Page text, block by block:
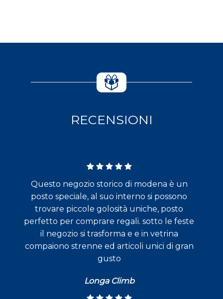
RECENSIONI
Questo negozio storico di modena è un
posto speciale, al suo interno si possono
trovare piccole golosità uniche, posto
perfetto per comprare regali. sotto le feste
il negozio si trasforma e e in vetrina
compaiono strenne ed articoli unici di gran
gusto
Longa Climb